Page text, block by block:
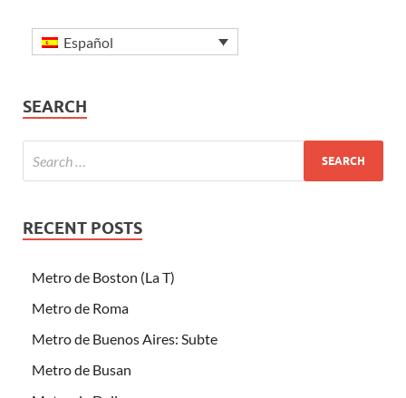
Español
SEARCH
RECENT POSTS
Metro de Boston (La T)
Metro de Roma
Metro de Buenos Aires: Subte
Metro de Busan